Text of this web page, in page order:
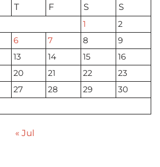
T F S S
1
2
6 7 8
9
13 14 15
16
20 21 22
23
27 28 29
30
« Jul